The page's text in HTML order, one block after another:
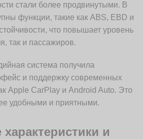
стали более продвинутыми. В
функции, такие как ABS, EBD и
что повышает уровень
так и пассажиров.
система получила
и поддержку современных
Apple CarPlay и Android Auto. Это
удобными и приятными.
характеристики и